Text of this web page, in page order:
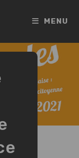
MENU